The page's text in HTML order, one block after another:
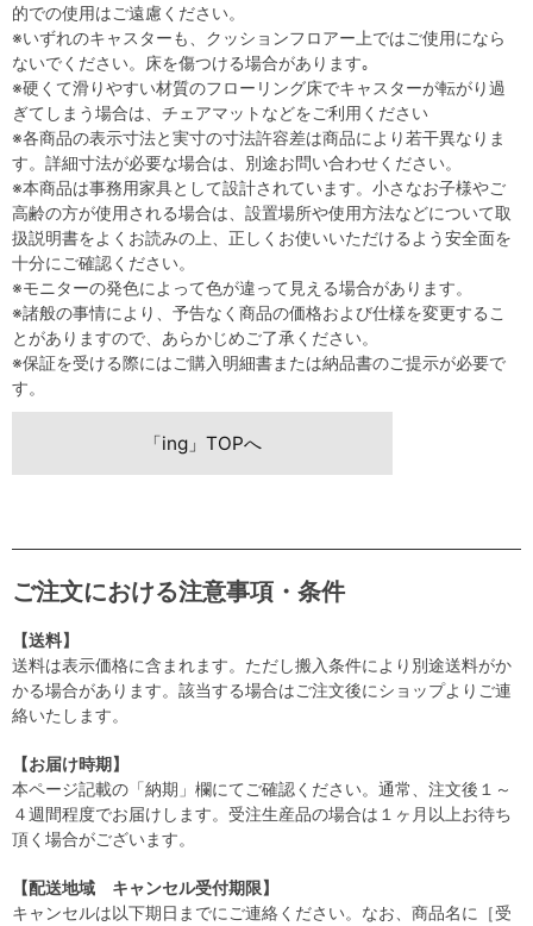
的での使用はご遠慮ください。
※いずれのキャスターも、クッションフロアー上ではご使用になら
ないでください。床を傷つける場合があります｡
※硬くて滑りやすい材質のフローリング床でキャスターが転がり過
ぎてしまう場合は、チェアマットなどをご利用ください
※各商品の表示寸法と実寸の寸法許容差は商品により若干異なりま
す。詳細寸法が必要な場合は、別途お問い合わせください。
※本商品は事務用家具として設計されています。小さなお子様やご
高齢の方が使用される場合は、設置場所や使用方法などについて取
扱説明書をよくお読みの上、正しくお使いいただけるよう安全面を
十分にご確認ください。
※モニターの発色によって色が違って見える場合があります。
※諸般の事情により、予告なく商品の価格および仕様を変更するこ
とがありますので、あらかじめご了承ください。
※保証を受ける際にはご購入明細書または納品書のご提示が必要で
す。
「ing」TOPへ
ご注文における注意事項・条件
【送料】
送料は表示価格に含まれます。ただし搬入条件により別途送料がか
かる場合があります。該当する場合はご注文後にショップよりご連
絡いたします。
【お届け時期】
本ページ記載の「納期」欄にてご確認ください。通常、注文後１～
４週間程度でお届けします。受注生産品の場合は１ヶ月以上お待ち
頂く場合がございます。
【配送地域 キャンセル受付期限】
キャンセルは以下期日までにご連絡ください。なお、商品名に［受